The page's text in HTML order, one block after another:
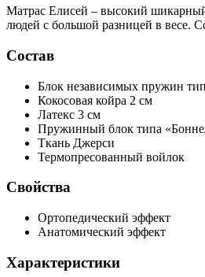
Матрас Елисей – высокий
людей с большой разницей в весе.
Состав
Блок независимых пружин
Кокосовая койра 2 см
Латекс 3 см
Пружинный блок типа
Ткань Джерси
Термопресованный войлок
Свойства
Ортопедический эффект
Анатомический эффект
Характеристики